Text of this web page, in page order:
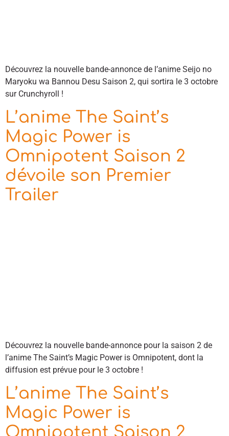
Découvrez la nouvelle bande-annonce de l’anime Seijo no
Maryoku wa Bannou Desu Saison 2, qui sortira le 3 octobre
sur Crunchyroll !
L’anime The Saint’s
Magic Power is
Omnipotent Saison 2
dévoile son Premier
Trailer
Découvrez la nouvelle bande-annonce pour la saison 2 de
l’anime The Saint’s Magic Power is Omnipotent, dont la
diffusion est prévue pour le 3 octobre !
L’anime The Saint’s
Magic Power is
Omnipotent Saison 2